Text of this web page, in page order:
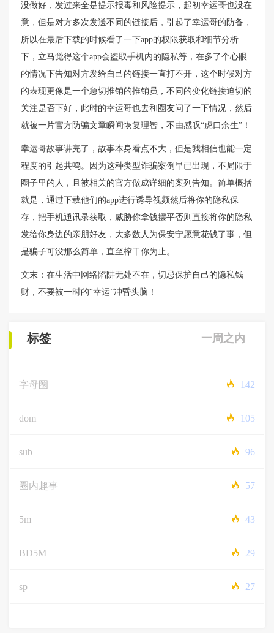
没做好，发过来全是提示报毒和风险提示，起初幸运哥也没在
意，但是对方多次发送不同的链接后，引起了幸运哥的防备，
所以在最后下载的时候看了一下app的权限获取和细节分析
下，立马觉得这个app会盗取手机内的隐私等，在多了个心眼
的情况下告知对方发给自己的链接一直打不开，这个时候对方
的表现更像是一个急切推销的推销员，不同的变化链接迫切的
关注是否下好，此时的幸运哥也去和圈友问了一下情况，然后
就被一片官方防骗文章瞬间恢复理智，不由感叹“虎口余生”！
幸运哥故事讲完了，故事本身看点不大，但是我相信也能一定
程度的引起共鸣。因为这种类型诈骗案例早已出现，不局限于
圈子里的人，且被相关的官方做成详细的案列告知。简单概括
就是，通过下载他们的app进行诱导视频然后将你的隐私保
存，把手机通讯录获取，威胁你拿钱摆平否则直接将你的隐私
发给你身边的亲朋好友，大多数人为保安宁愿意花钱了事，但
是骗子可没那么简单，直至榨干你为止。
文末：在生活中网络陷阱无处不在，切忌保护自己的隐私钱
财，不要被一时的“幸运”冲昏头脑！
标签 一周之内
字母圈 142
dom 105
sub 96
圈内趣事 57
5m 43
BD5M 29
sp 27